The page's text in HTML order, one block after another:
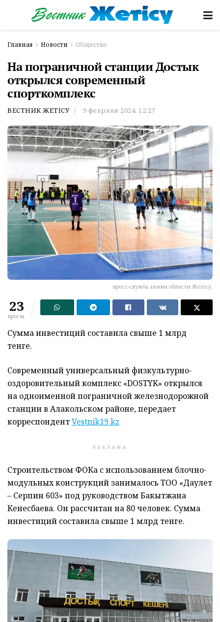
Главная Новости Общество
На пограничной станции Достык
открылся современный
спорткомплекс
ВЕСТНИК ЖЕТІСУ 9 февраля 2024, 12:27
пресс-служба акима области Жетісу.
23
просм.
Сумма инвестиций составила свыше 1 млрд
тенге.
Современный универсальный физкультурно-
оздоровительный комплекс «DOSTYK» открылся
на одноименной пограничной железнодорожной
станции в Алакольском районе, передает
корреспондентVestnik19.kz
РЕКЛАМА
Строительством ФОКа с использованием блочно-
модульных конструкций занималось ТОО «Даулет
– Серпин 603» под руководством Бакытжана
Кенесбаева. Он рассчитан на 80 человек. Сумма
инвестиций составила свыше 1 млрд тенге.